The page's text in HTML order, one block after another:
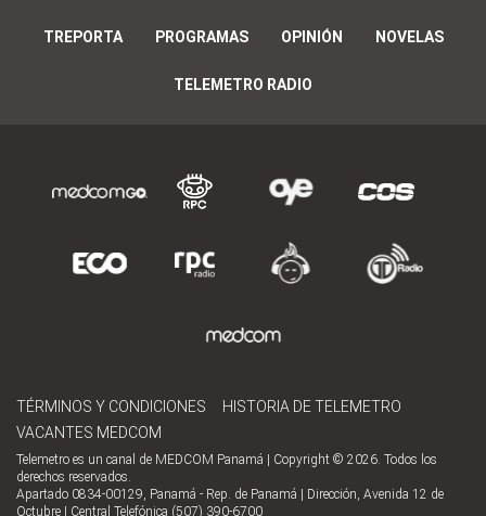
TREPORTA PROGRAMAS OPINIÓN NOVELAS
TELEMETRO RADIO
TÉRMINOS Y CONDICIONES
HISTORIA DE TELEMETRO
VACANTES MEDCOM
Telemetro es un canal de MEDCOM Panamá | Copyright © 2026. Todos los
derechos reservados.
Apartado 0834-00129, Panamá - Rep. de Panamá | Dirección, Avenida 12 de
Octubre | Central Telefónica (507) 390-6700